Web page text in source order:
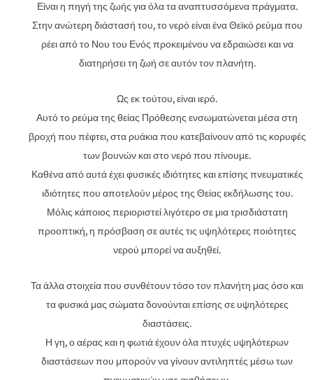
Είναι η πηγή της ζωής για όλα τα αναπτυσσόμενα πράγματα.
Στην ανώτερη διάστασή του, το νερό είναι ένα Θεϊκό ρεύμα που
ρέει από το Νου του Ενός προκειμένου να εδραιώσει και να
διατηρήσει τη ζωή σε αυτόν τον πλανήτη.
Ως εκ τούτου, είναι ιερό.
Αυτό το ρεύμα της θείας Πρόθεσης ενσωματώνεται μέσα στη
βροχή που πέφτει, στα ρυάκια που κατεβαίνουν από τις κορυφές
των βουνών και στο νερό που πίνουμε.
Καθένα από αυτά έχει φυσικές ιδιότητες και επίσης πνευματικές
ιδιότητες που αποτελούν μέρος της Θείας εκδήλωσης του.
Μόλις κάποιος περιοριστεί λιγότερο σε μια τρισδιάστατη
προοπτική, η πρόσβαση σε αυτές τις υψηλότερες ποιότητες
νερού μπορεί να αυξηθεί.
Τα άλλα στοιχεία που συνθέτουν τόσο τον πλανήτη μας όσο και
τα φυσικά μας σώματα δονούνται επίσης σε υψηλότερες
διαστάσεις.
Η γη, ο αέρας και η φωτιά έχουν όλα πτυχές υψηλότερων
διαστάσεων που μπορούν να γίνουν αντιληπτές μέσω των